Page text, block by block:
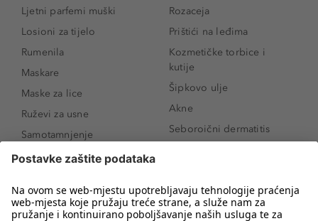
Ljetni parfemi muški
Losioni za tijelo
Rumenila
Maskare
Maske za lice
Ruževi za usne
Samotamnjenje
Puderi
Proizvodi za obrve
Sunce i zaštita
Rozaceja
Prištići na leđima
Kozmetičke torbice i
kutije
Šipkovo ulje
Akne
Seboroični dermatitis
Novo
Koji mi parfem